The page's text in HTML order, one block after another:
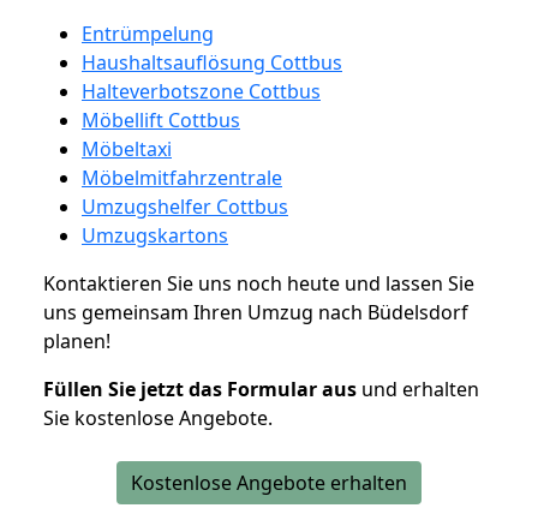
Entrümpelung
Haushaltsauflösung Cottbus
Halteverbotszone Cottbus
Möbellift Cottbus
Möbeltaxi
Möbelmitfahrzentrale
Umzugshelfer Cottbus
Umzugskartons
Kontaktieren Sie uns noch heute und lassen Sie
uns gemeinsam Ihren Umzug nach Büdelsdorf
planen!
Füllen Sie jetzt das Formular aus und erhalten
Sie kostenlose Angebote.
Kostenlose Angebote erhalten